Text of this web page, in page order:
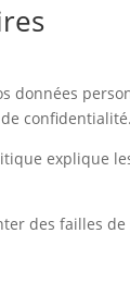
données
confidentialité.
explique
des failles